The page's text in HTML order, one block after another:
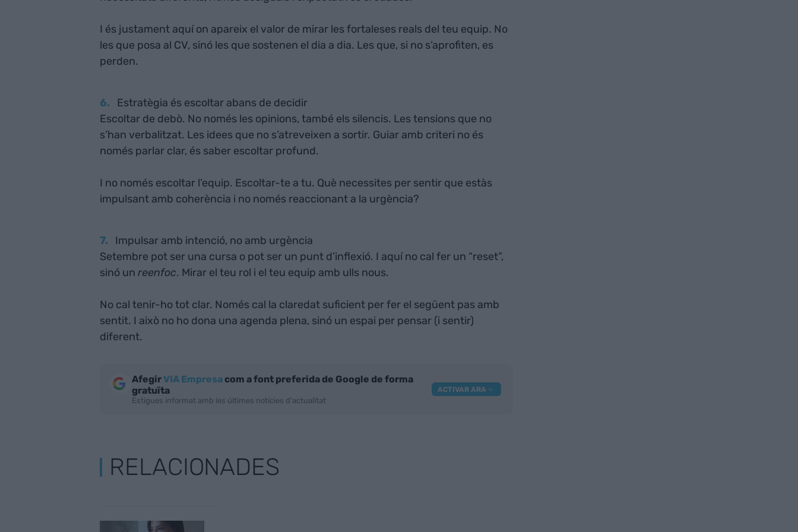
I és justament aquí on apareix el valor de mirar les fortaleses reals del teu equip. No
les que posa al CV, sinó les que sostenen el dia a dia. Les que, si no s’aprofiten, es
perden.
Estratègia és escoltar abans de decidir
Escoltar de debò. No només les opinions, també els silencis. Les tensions que no
s’han verbalitzat. Les idees que no s’atreveixen a sortir. Guiar amb criteri no és
només parlar clar, és saber escoltar profund.
I no només escoltar l’equip. Escoltar-te a tu. Què necessites per sentir que estàs
impulsant amb coherència i no només reaccionant a la urgència?
Impulsar amb intenció, no amb urgència
Setembre pot ser una cursa o pot ser un punt d’inflexió. I aquí no cal fer un “reset”,
sinó un reenfoc. Mirar el teu rol i el teu equip amb ulls nous.
No cal tenir-ho tot clar. Només cal la claredat suficient per fer el següent pas amb
sentit. I això no ho dona una agenda plena, sinó un espai per pensar (i sentir)
diferent.
AfegirVIA Empresacom a font preferida de Google de forma
gratuïta
Estigues informat amb les últimes notícies d'actualitat
ACTIVAR ARA
RELACIONADES